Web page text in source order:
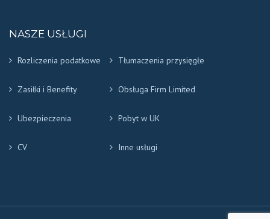
NASZE USŁUGI
Rozliczenia podatkowe Tłumaczenia przysięgłe
Zasiłki i Benefity Obsługa Firm Limited
Ubezpieczenia Pobyt w UK
CV Inne usługi